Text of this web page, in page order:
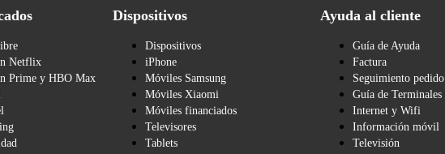
Netflix
Prime y HBO Max
Dispositivos
Dispositivos
iPhone
Móviles Samsung
Móviles Xiaomi
Móviles financiados
Televisores
Tablets
Ayuda al cliente
Guía de Ayuda
Factura
Seguimiento pedido
Guía de Terminales
Internet y Wifi
Información móvil
Televisión